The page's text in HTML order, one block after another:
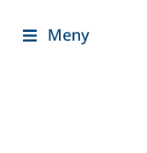
Meny